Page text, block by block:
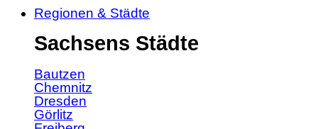
Regionen & Städte
Sachsens Städte
Bautzen
Chemnitz
Dresden
Görlitz